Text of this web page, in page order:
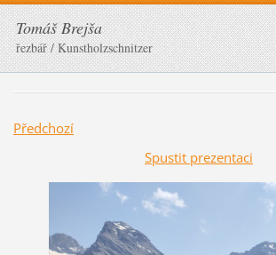
Tomáš Brejša
řezbář / Kunstholzschnitzer
Předchozí
Spustit prezentaci